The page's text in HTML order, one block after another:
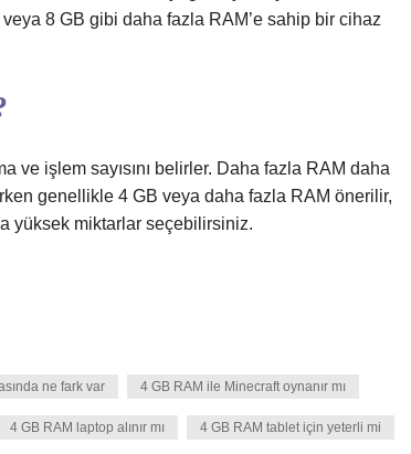
8 GB gibi daha fazla RAM’e sahip bir cihaz
ve işlem sayısını belirler. Daha fazla RAM daha
genellikle 4 GB veya daha fazla RAM önerilir,
yüksek miktarlar seçebilirsiniz.
ne fark var 4 GB RAM ile Minecraft oynanır mı
4 GB RAM laptop alınır mı 4 GB RAM tablet için yeterli mi